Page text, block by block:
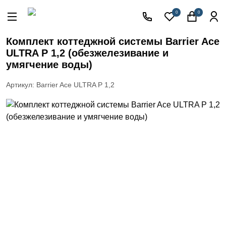
0 0
Акции
скважины
Фильтры
для
воды
Водоподготовка
для дома и
коттеджа
Комплект коттеджной системы Barrier Ace
ULTRA P 1,2 (обезжелезивание и
умягчение воды)
Артикул: Barrier Ace ULTRA P 1,2